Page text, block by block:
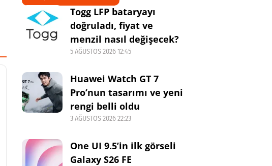
Togg LFP bataryayı
doğruladı, fiyat ve
menzil nasıl değişecek?
5 AĞUSTOS 2026 12:45
Huawei Watch GT 7
Pro’nun tasarımı ve yeni
rengi belli oldu
3 AĞUSTOS 2026 22:23
One UI 9.5’in ilk görseli
Galaxy S26 FE